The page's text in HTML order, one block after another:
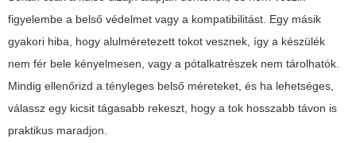
figyelembe a belső védelmet vagy a kompatibilitást. Egy másik
gyakori hiba, hogy alulméretezett tokot vesznek, így a készülék
nem fér bele kényelmesen, vagy a pótalkatrészek nem tárolhatók.
Mindig ellenőrizd a tényleges belső méreteket, és ha lehetséges,
válassz egy kicsit tágasabb rekeszt, hogy a tok hosszabb távon is
praktikus maradjon.